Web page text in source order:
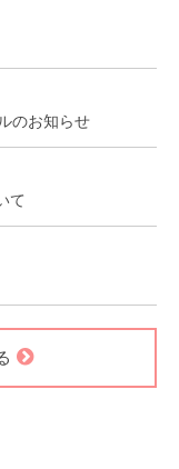
のお知らせ
て